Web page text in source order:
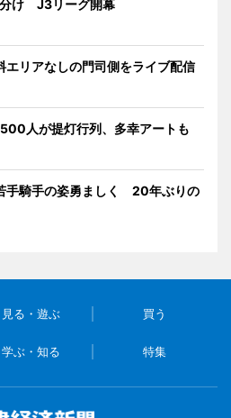
分け J3リーグ開幕
エリアなしの門司側をライブ配信
人が提灯行列、多幸アートも
手騎手の姿勇ましく 20年ぶりの
見る・遊ぶ 買う
学ぶ・知る 特集